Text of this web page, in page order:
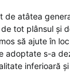
de atâtea
tot plânsul și
să ajute în
adoptate s-a
inferioară